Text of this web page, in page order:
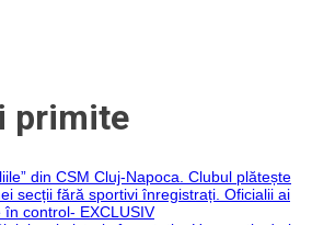
primite
din CSM Cluj-Napoca. Clubul plătește
secții fără sportivi înregistrați. Oficialii ai
control- EXCLUSIV